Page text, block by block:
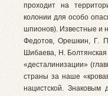
проходит на
колонии для особо
шпионов). Известные и
Федотов, Орешкин, Г.
Шибаева, Н.
«десталинизации»
страны за наше
нацистской.